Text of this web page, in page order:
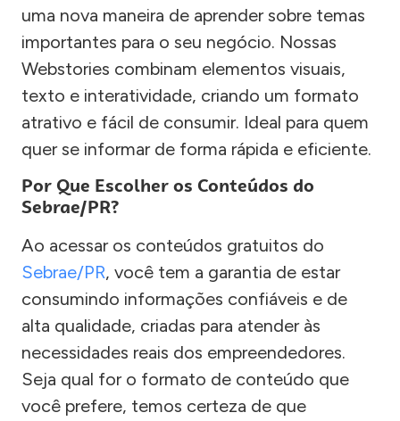
uma nova maneira de aprender sobre temas
importantes para o seu negócio. Nossas
Webstories combinam elementos visuais,
texto e interatividade, criando um formato
atrativo e fácil de consumir. Ideal para quem
quer se informar de forma rápida e eficiente.
Por Que Escolher os Conteúdos do
Sebrae/PR?
Ao acessar os conteúdos gratuitos do
Sebrae/PR, você tem a garantia de estar
consumindo informações confiáveis e de
alta qualidade, criadas para atender às
necessidades reais dos empreendedores.
Seja qual for o formato de conteúdo que
você prefere, temos certeza de que